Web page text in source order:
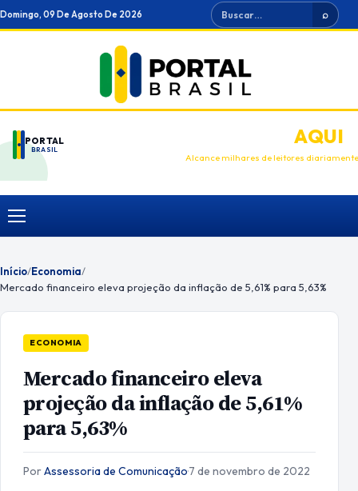
Ir
para
Domingo, 09 De Agosto De 2026 Buscar ⌕
PORTAL
BRASIL
ANUNCIEAQUI
Alcance milhares de leitores diariamente
Menu
Início/Economia/
Mercado financeiro eleva projeção da inflação de 5,61% para 5,63%
ECONOMIA
Mercado financeiro eleva
projeção da inflação de 5,61%
para 5,63%
PorAssessoria de Comunicação·7 de novembro de 2022